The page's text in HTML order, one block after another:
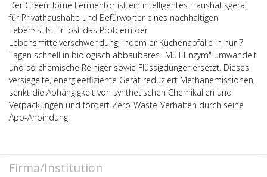
Der GreenHome Fermentor ist ein intelligentes Haushaltsgerät
für Privathaushalte und Befürworter eines nachhaltigen
Lebensstils. Er löst das Problem der
Lebensmittelverschwendung, indem er Küchenabfälle in nur 7
Tagen schnell in biologisch abbaubares "Müll-Enzym" umwandelt
und so chemische Reiniger sowie Flüssigdünger ersetzt. Dieses
versiegelte, energieeffiziente Gerät reduziert Methanemissionen,
senkt die Abhängigkeit von synthetischen Chemikalien und
Verpackungen und fördert Zero-Waste-Verhalten durch seine
App-Anbindung.
Firma/Institution